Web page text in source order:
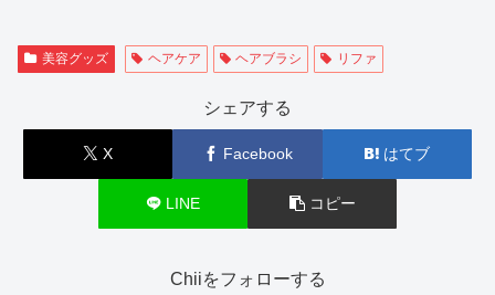
美容グッズ ヘアケア ヘアブラシ リファ
シェアする
X Facebook はてブ
LINE コピー
Chiiをフォローする